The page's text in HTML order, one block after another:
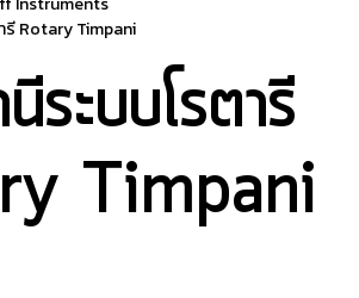
รี Rotary Timpani
ระบบโรตารี
Timpani